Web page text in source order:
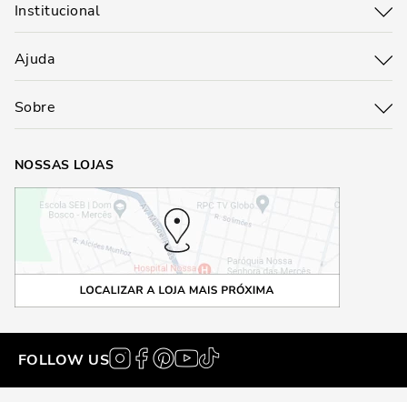
Institucional
Ajuda
Sobre
NOSSAS LOJAS
FOLLOW US